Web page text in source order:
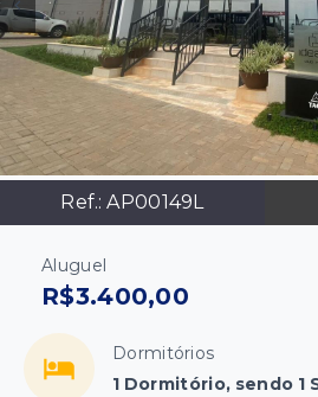
Ref.:AP00149L
Aluguel
R$3.400,00
Dormitórios
1 Dormitório, sendo 1